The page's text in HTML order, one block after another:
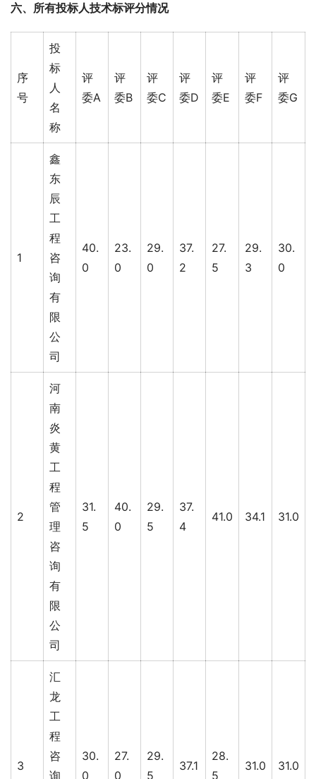
六、所有投标人技术标评分情况
序
号
投
标
人
名
称
评
委A
评
委B
评
委C
评
委D
评
委E
评
委F
评
委G
1
鑫
东
辰
工
程
咨
询
有
限
公
司
40.
0
23.
0
29.
0
37.
2
27.
5
29.
3
30.
0
2
河
南
炎
黄
工
程
管
理
咨
询
有
限
公
司
31.
5
40.
0
29.
5
37.
4
41.0 34.1 31.0
3
汇
龙
工
程
咨
询
30.
0
27.
0
29.
5
37.1
28.
5
31.0 31.0